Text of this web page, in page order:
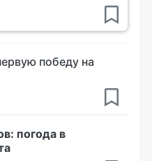
победу на
погода в